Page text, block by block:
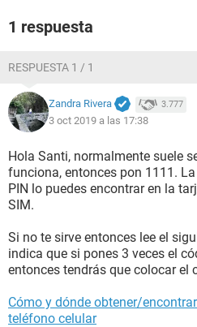
1 respuesta
RESPUESTA 1 / 1
Zandra Rivera 3.777
3 oct 2019 a las 17:38
Hola Santi, normalmente suele
funciona, entonces pon 1111.
PIN lo puedes encontrar en la
SIM.
Si no te sirve entonces lee el
indica que si pones 3 veces el
entonces tendrás que colocar el
Cómo y dónde obtener/
teléfono celular